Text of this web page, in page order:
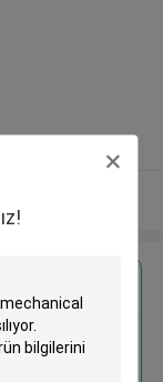
Optic